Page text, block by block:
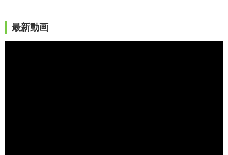
最新動画